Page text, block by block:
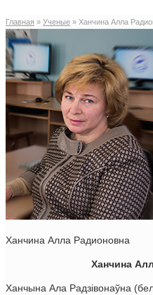
Главная » Ученые » Ханчина Алла
Ханчина Алла Радионовна
Ханчина
Ханчына Ала Радзiвонаўна